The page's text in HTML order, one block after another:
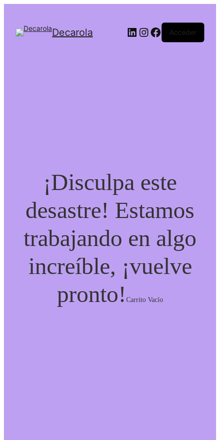
Decarola LinkedIn
Instagram
Facebook
Acceder
¡Disculpa este
desastre! Estamos
trabajando en algo
increíble, ¡vuelve
pronto!